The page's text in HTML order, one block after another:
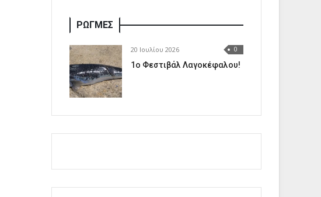
ΡΩΓΜΕΣ
20 Ιουλίου 2026 0
1o Φεστιβάλ Λαγοκέφαλου!